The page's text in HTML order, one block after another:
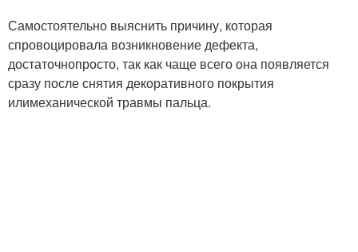
Самостоятельно выяснить причину, которая
спровоцировала возникновение дефекта,
достаточнопросто, так как чаще всего она появляется
сразу после снятия декоративного покрытия
илимеханической травмы пальца.